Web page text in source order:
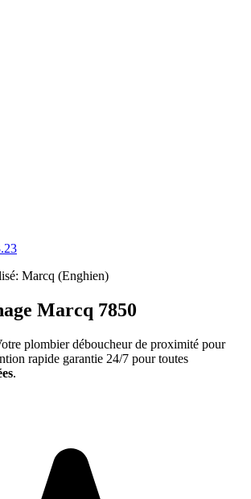
Marcq (Enghien)
Marcq 7850
plombier déboucheur de proximité pour
rapide garantie 24/7 pour toutes
.